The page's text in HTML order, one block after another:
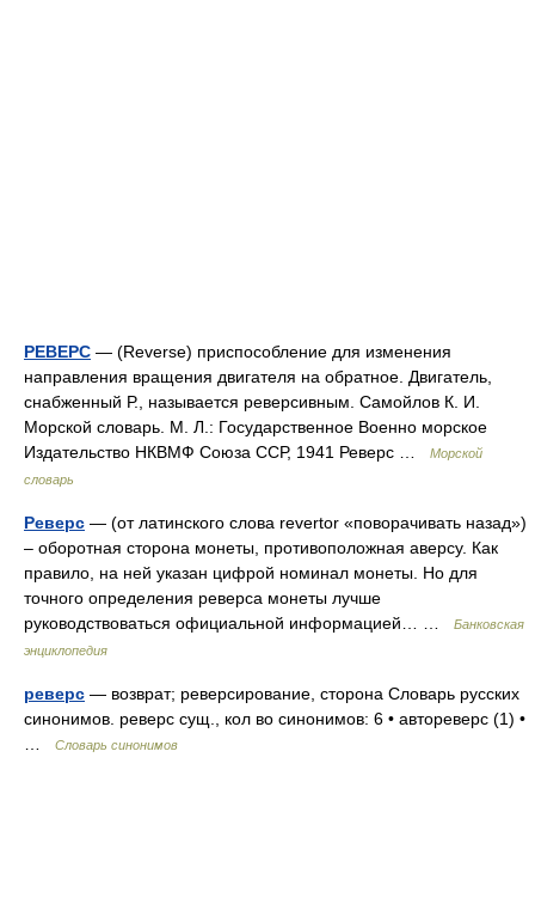
РЕВЕРС — (Reverse) приспособление для изменения
направления вращения двигателя на обратное. Двигатель,
снабженный Р., называется реверсивным. Самойлов К. И.
Морской словарь. М. Л.: Государственное Военно морское
Издательство НКВМФ Союза ССР, 1941 Реверс …
Морской
словарь
Реверс — (от латинского слова revertor «поворачивать назад»)
– оборотная сторона монеты, противоположная аверсу. Как
правило, на ней указан цифрой номинал монеты. Но для
точного определения реверса монеты лучше
руководствоваться официальной информацией… …
Банковская
энциклопедия
реверс — возврат; реверсирование, сторона Словарь русских
синонимов. реверс сущ., кол во синонимов: 6 • автореверс (1) •
Словарь синонимов